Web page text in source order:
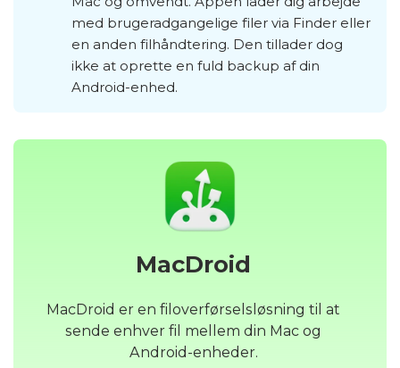
med brugeradgangelige filer via Finder eller
en anden filhåndtering. Den tillader dog
ikke at oprette en fuld backup af din
Android-enhed.
MacDroid
MacDroid er en filoverførselsløsning til at
sende enhver fil mellem din Mac og
Android-enheder.